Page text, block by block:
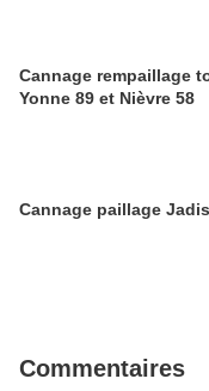
Cannage rempaillage
Yonne 89 et Nièvre 58
Cannage paillage
Commentaires